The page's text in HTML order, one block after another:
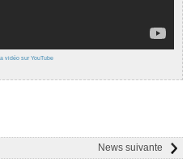
vidéo sur YouTube
News suivante